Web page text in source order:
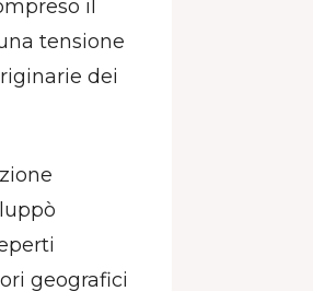
il
tensione
dei
geografici